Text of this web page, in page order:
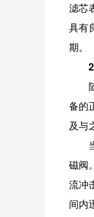
滤芯
具有
期。
备的
及与
磁阀
流冲
间内